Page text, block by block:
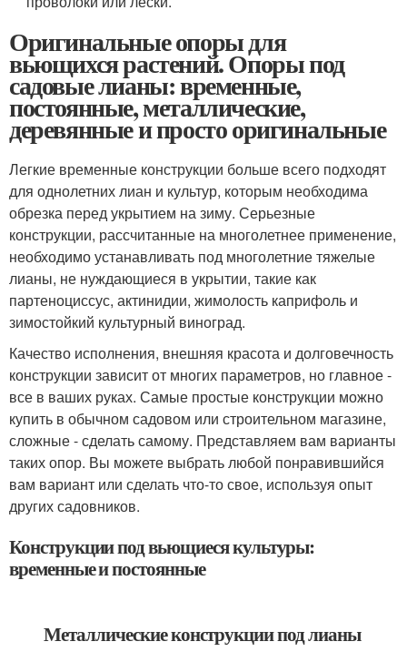
Оригинальные опоры для
вьющихся растений. Опоры под
садовые лианы: временные,
постоянные, металлические,
деревянные и просто оригинальные
Легкие временные конструкции больше всего подходят
для однолетних лиан и культур, которым необходима
обрезка перед укрытием на зиму. Серьезные
конструкции, рассчитанные на многолетнее применение,
необходимо устанавливать под многолетние тяжелые
лианы, не нуждающиеся в укрытии, такие как
партеноциссус, актинидии, жимолость каприфоль и
зимостойкий культурный виноград.
Качество исполнения, внешняя красота и долговечность
конструкции зависит от многих параметров, но главное -
все в ваших руках. Самые простые конструкции можно
купить в обычном садовом или строительном магазине,
сложные - сделать самому. Представляем вам варианты
таких опор. Вы можете выбрать любой понравившийся
вам вариант или сделать что-то свое, используя опыт
других садовников.
Конструкции под вьющиеся культуры:
временные и постоянные
Металлические конструкции под лианы